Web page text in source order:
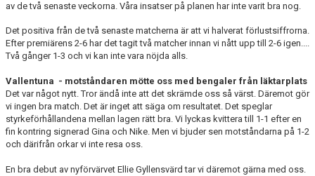
av de två senaste veckorna. Våra insatser på planen har inte varit bra nog.
Det positiva från de två senaste matcherna är att vi halverat förlustsiffrorna.
Efter premiärens 2-6 har det tagit två matcher innan vi nått upp till 2-6 igen....
Två gånger 1-3 och vi kan inte vara nöjda alls.
Vallentuna - motståndaren mötte oss med bengaler från läktarplats
Det var något nytt. Tror ändå inte att det skrämde oss så värst. Däremot gör
vi ingen bra match. Det är inget att säga om resultatet. Det speglar
styrkeförhållandena mellan lagen rätt bra. Vi lyckas kvittera till 1-1 efter en
fin kontring signerad Gina och Nike. Men vi bjuder sen motståndarna på 1-2
och därifrån orkar vi inte resa oss.
En bra debut av nyförvärvet Ellie Gyllensvärd tar vi däremot gärna med oss.